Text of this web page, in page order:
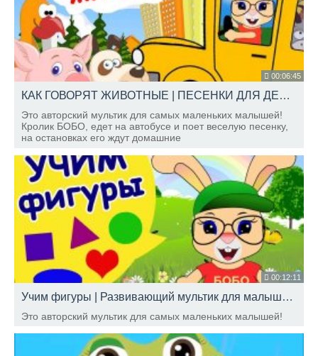
00:06:45
КАК ГОВОРЯТ ЖИВОТНЫЕ | ПЕСЕНКИ ДЛЯ ДЕТЕЙ | ШКОЛА КРОЛИКА БОБО
Это авторский мультик для самых маленьких малышей!
Кролик БОБО, едет на автобусе и поет веселую песенку,
на остановках его ждут домашние
о новых выпусках.
00:12:11
Учим фигуры | Развивающий мультик для малышей | Школа Кролика БОБО | Карточки Домана
Это авторский мультик для самых маленьких малышей!